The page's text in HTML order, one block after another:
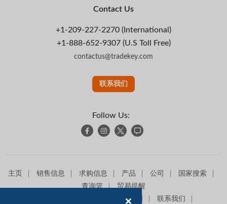
Contact Us
+1-209-227-2270 (International)
+1-888-652-9307 (U.S Toll Free)
contactus@tradekey.com
联系我们
Follow Us:
主页 销售信息 求购信息 产品 公司
国家搜索
查询篮
贸易提醒
网站地图 联系我们